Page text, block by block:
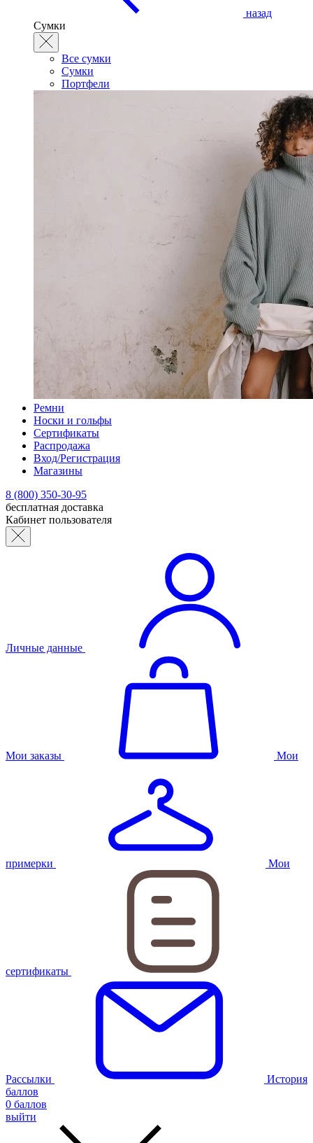
назад
Сумки
Все сумки
Сумки
Портфели
Ремни
Носки и гольфы
Сертификаты
Распродажа
Вход/Регистрация
Магазины
8 (800) 350-30-95
бесплатная доставка
Кабинет пользователя
Личные данные
Мои заказы Мои
примерки Мои
сертификаты
Рассылки
История
баллов
0 баллов
выйти